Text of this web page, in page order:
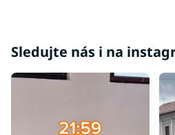
Sledujte nás i na